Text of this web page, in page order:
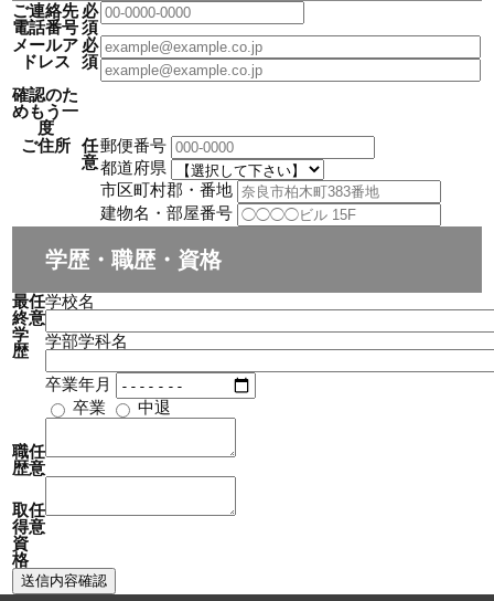
ご連絡先
電話番号
必
須
メールア
ドレス
確認のた
めもう一
度
必
須
ご住所
任
意
郵便番号
都道府県
市区町村郡・番地
建物名・部屋番号
学歴・職歴・資格
最
終
学
歴
任
意
学校名
学部学科名
卒業年月
卒業
中退
職
歴
任
意
取
得
資
格
任
意
送信内容確認